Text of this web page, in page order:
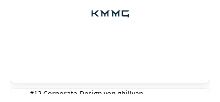
#12 Corporate-Design von ghillvan